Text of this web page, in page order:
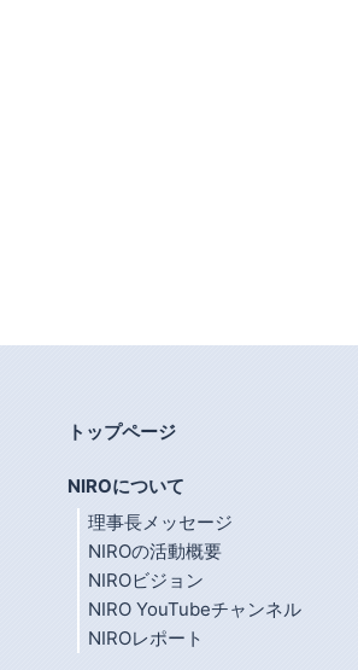
トップページ
NIROについて
理事長メッセージ
NIROの活動概要
NIROビジョン
NIRO YouTubeチャンネル
NIROレポート